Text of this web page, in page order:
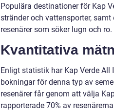
Populära destinationer för Kap
stränder och vattensporter,
resenärer som söker lugn och ro.
Kvantitativa
Enligt statistik har Kap Verde
bokningar för denna typ av
resenärer får genom att välja
rapporterade 70% av